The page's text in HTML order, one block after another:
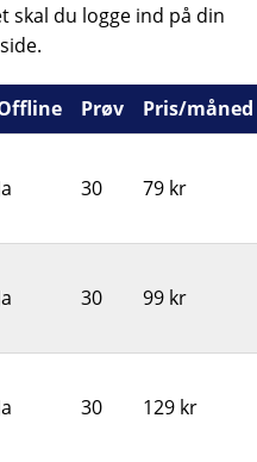
skal du logge ind på din
Prøv Pris/måned
30 79 kr
30 99 kr
30 129 kr